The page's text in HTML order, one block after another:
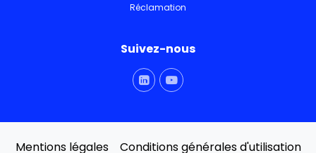
Réclamation
Suivez-nous
Mentions légales Conditions générales d'utilisation